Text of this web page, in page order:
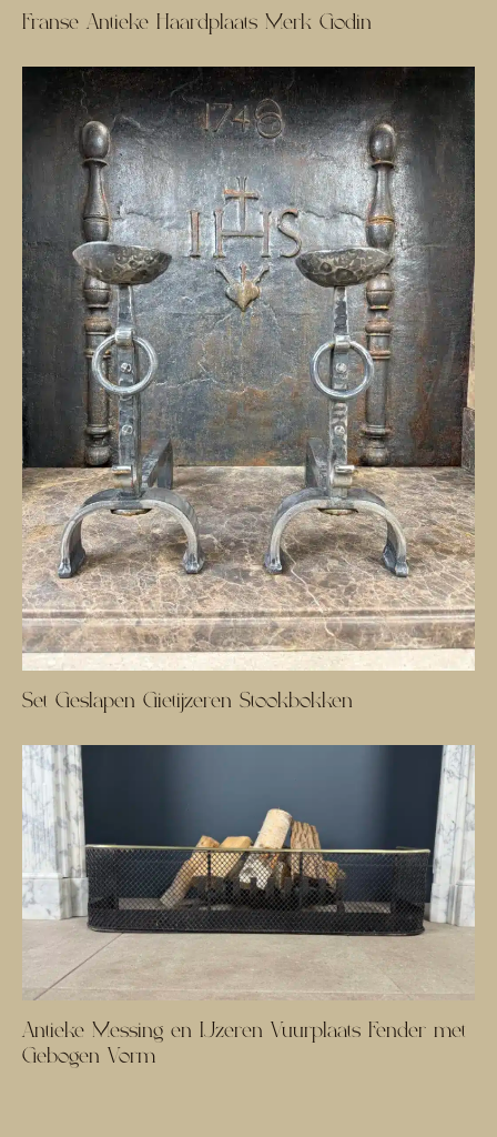
Franse Antieke Haardplaats Merk Godin
Set Geslapen Gietijzeren Stookbokken
Antieke Messing en IJzeren Vuurplaats Fender met
Gebogen Vorm